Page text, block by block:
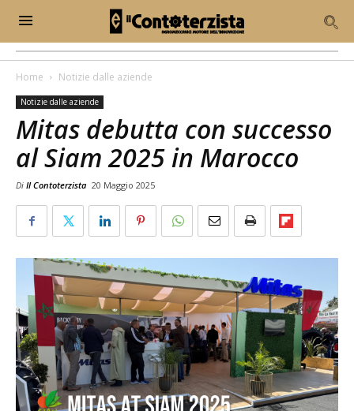
Home Notizie dalle aziende
Notizie dalle aziende
Mitas debutta con successo
al Siam 2025 in Marocco
Di Il Contoterzista 20 Maggio 2025